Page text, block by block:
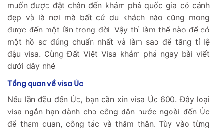
muốn được đặt chân đến khám phá quốc gia có cảnh
đẹp và là nơi mà bất cứ du khách nào cũng mong
được đến một lần trong đời. Vậy thì làm thế nào để có
một hồ sơ đúng chuẩn nhất và làm sao để tăng tỉ lệ
đậu visa. Cùng Đất Việt Visa khám phá ngay bài viết
dưới đây nhé
Tổng quan về visa Úc
Nếu lần đầu đến Úc, bạn cần xin visa Úc 600. Đây loại
visa ngắn hạn dành cho công dân nước ngoài đến Úc
để tham quan, công tác và thăm thân. Tùy vào từng